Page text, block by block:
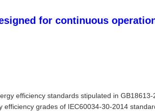
for continuous
efficiency standards stipulated in
grades of IEC60034-30-2014